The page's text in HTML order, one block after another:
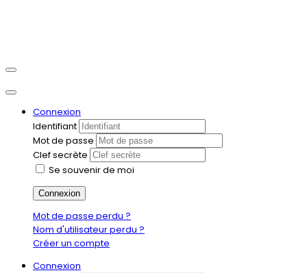
Connexion
Identifiant
Mot de passe
Clef secrète
Se souvenir de moi
Connexion
Mot de passe perdu ?
Nom d'utilisateur perdu ?
Créer un compte
Connexion